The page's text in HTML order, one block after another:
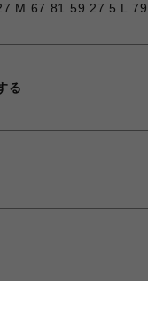
M 67 81 59 27.5 L
る